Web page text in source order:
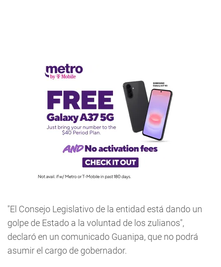
"El Consejo Legislativo de la entidad está dando un
golpe de Estado a la voluntad de los zulianos",
declaró en un comunicado Guanipa, que no podrá
asumir el cargo de gobernador.